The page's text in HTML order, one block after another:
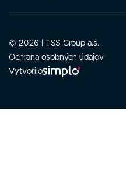
© 2026 | TSS Group a.s.
Ochrana osobných údajov
Vytvorilo